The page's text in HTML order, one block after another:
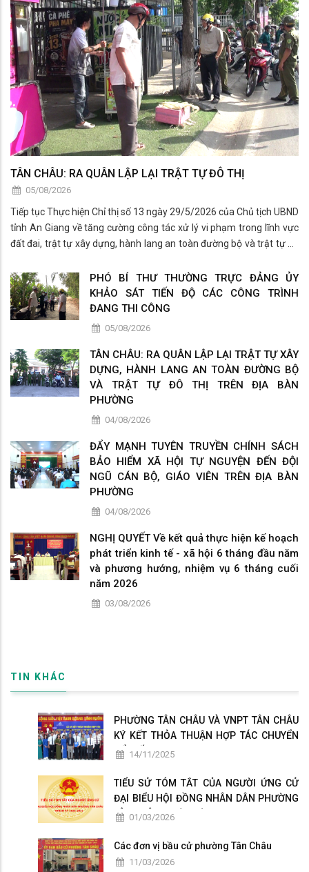
TÂN CHÂU: RA QUÂN LẬP LẠI TRẬT TỰ ĐÔ THỊ
05/08/2026
Tiếp tục Thực hiện Chỉ thị số 13 ngày 29/5/2026 của Chủ tịch UBND
tỉnh An Giang về tăng cường công tác xử lý vi phạm trong lĩnh vực
đất đai, trật tự xây dựng, hành lang an toàn đường bộ và trật tự đô
PHÓ BÍ THƯ THƯỜNG TRỰC ĐẢNG ỦY
KHẢO SÁT TIẾN ĐỘ CÁC CÔNG TRÌNH
ĐANG THI CÔNG
05/08/2026
TÂN CHÂU: RA QUÂN LẬP LẠI TRẬT TỰ XÂY
DỰNG, HÀNH LANG AN TOÀN ĐƯỜNG BỘ
VÀ TRẬT TỰ ĐÔ THỊ TRÊN ĐỊA BÀN
PHƯỜNG
04/08/2026
ĐẨY MẠNH TUYÊN TRUYỀN CHÍNH SÁCH
BẢO HIỂM XÃ HỘI TỰ NGUYỆN ĐẾN ĐỘI
NGŨ CÁN BỘ, GIÁO VIÊN TRÊN ĐỊA BÀN
PHƯỜNG
04/08/2026
NGHỊ QUYẾT Về kết quả thực hiện kế hoạch
phát triển kinh tế - xã hội 6 tháng đầu năm
và phương hướng, nhiệm vụ 6 tháng cuối
năm 2026
03/08/2026
TIN KHÁC
PHƯỜNG TÂN CHÂU VÀ VNPT TÂN CHÂU
KÝ KẾT THỎA THUẬN HỢP TÁC CHUYỂN
ĐỔI SỐ14/11/2025
TIỂU SỬ TÓM TẮT CỦA NGƯỜI ỨNG CỬ
ĐẠI BIỂU HỘI ĐỒNG NHÂN DÂN PHƯỜNG
TÂN CHÂU NHIỆM KỲ 2026-2031
01/03/2026
Các đơn vị bầu cử phường Tân Châu
11/03/2026